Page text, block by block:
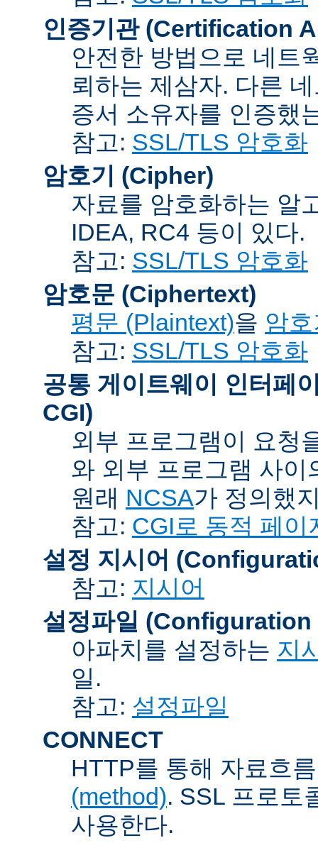
인증기관 (Certification
안전한 방법으로 네트
뢰하는 제삼자. 다른
증서 소유자를 인증했
참고: SSL/TLS 암호화
암호기 (Cipher)
자료를 암호화하는 알
IDEA, RC4 등이 있다.
참고: SSL/TLS 암호화
암호문 (Ciphertext)
평문 (Plaintext)을 암
참고: SSL/TLS 암호화
공통 게이트웨이 인터페
CGI)
외부 프로그램이 요청
와 외부 프로그램 사
원래 NCSA가 정의했
참고: CGI로 동적 페이
설정 지시어
참고: 지시어
설정파일 (Configuration
아파치를 설정하는 지
일.
참고: 설정파일
CONNECT
HTTP를 통해 자료흐
(method). SSL 프로토
사용한다.